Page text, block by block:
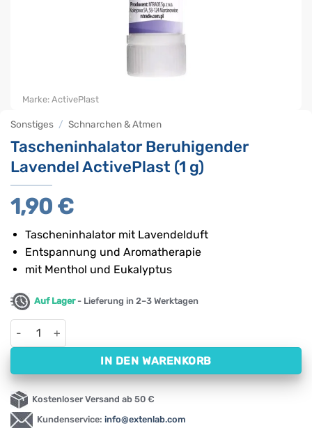
Sonstiges / Schnarchen & Atmen
Tascheninhalator Beruhigender
Lavendel ActivePlast (1 g)
1,90 €
Tascheninhalator mit Lavendelduft
Entspannung und Aromatherapie
mit Menthol und Eukalyptus
Auf Lager- Lieferung in 2–3 Werktagen
Tascheninhalator Beruhigender Lavendel ActivePlast (1 g)
IN DEN WARENKORB
Kostenloser Versand ab 50 €
Kundenservice: info@extenlab.com
Marke: ActivePlast